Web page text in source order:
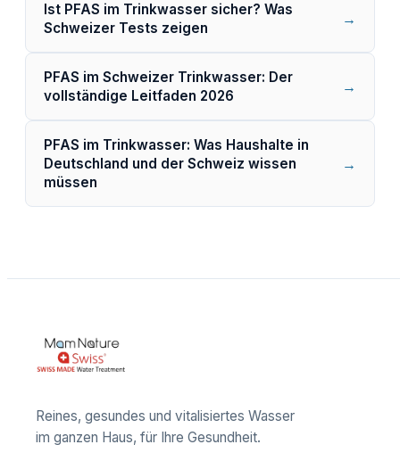
Ist PFAS im Trinkwasser sicher? Was
Schweizer Tests zeigen
→
PFAS im Schweizer Trinkwasser: Der
vollständige Leitfaden 2026
→
PFAS im Trinkwasser: Was Haushalte in
Deutschland und der Schweiz wissen
müssen
→
Reines, gesundes und vitalisiertes Wasser
im ganzen Haus, für Ihre Gesundheit.